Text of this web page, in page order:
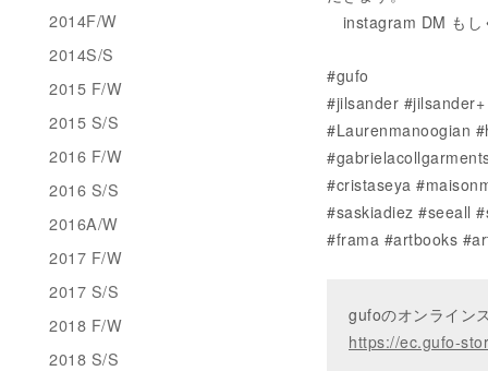
instagram DM もし
#gufo
#jilsander
#Laurenmanoogian
#cristaseya
#saskiadiez #seeall
#frama #artbooks
gufoのオンライン
https://ec.gufo-
2014F/W
2014S/S
2015 F/W
2015 S/S
2016 F/W
2016 S/S
2016A/W
2017 F/W
2017 S/S
2018 F/W
2018 S/S